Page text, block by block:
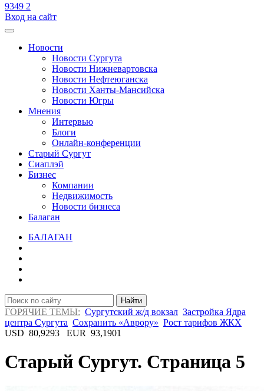
9349 2
Вход на сайт
Новости
Новости Сургута
Новости Нижневартовска
Новости Нефтеюганска
Новости Ханты-Мансийска
Новости Югры
Мнения
Интервью
Блоги
Онлайн-конференции
Старый Сургут
Сиаплэй
Бизнес
Компании
Недвижимость
Новости бизнеса
Балаган
БАЛАГАН
Найти
ГОРЯЧИЕ ТЕМЫ: Сургутский ж/д вокзал Застройка Ядра
центра Сургута Сохранить «Аврору» Рост тарифов ЖКХ
USD 80,9293 EUR 93,1901
Старый Сургут. Страница 5